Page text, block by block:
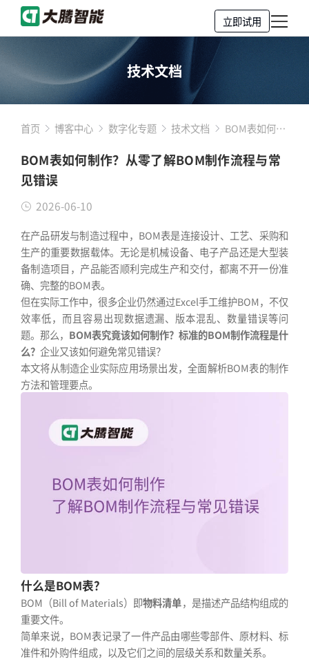
立即试用
技术文档
首页 博客中心 数字化专题 技术文档
BOM表如何制
BOM制作流程
BOM表如何制作？从零了解BOM制作流程与常
见错误
2026-06-10
在产品研发与制造过程中，BOM表是连接设计、工艺、采购和
生产的重要数据载体。无论是机械设备、电子产品还是大型装
备制造项目，产品能否顺利完成生产和交付，都离不开一份准
确、完整的BOM表。
但在实际工作中，很多企业仍然通过Excel手工维护BOM，不仅
效率低，而且容易出现数据遗漏、版本混乱、数量错误等问
题。那么， BOM表究竟该如何制作？标准的BOM制作流程是什
么？ 企业又该如何避免常见错误？
本文将从制造企业实际应用场景出发，全面解析BOM表的制作
方法和管理要点。
什么是BOM表？
BOM（Bill of Materials）即物料清单，是描述产品结构组成的
重要文件。
简单来说，BOM表记录了一件产品由哪些零部件、原材料、标
准件和外购件组成，以及它们之间的层级关系和数量关系。